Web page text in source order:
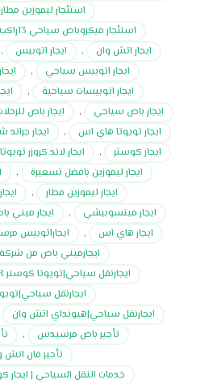
استئجار ليموزين
استئجار ميكروباص سياحي 13راكب
ايجار اتش وان
, ايجار اتوبيس ,
ايجار اتوبيس سياحي
,
ايجار اتوبيسات سياحية
,
ايجار باص سياحي
, ايجار باص
ايجار تويوتا هاي اس
, ايجار
ايجار كوستر
, ايجار لاند كروزر تويوتا
ايجار ليموزين بافضل تسعيرة
,
ايجار ليموزين مطار
,
ايجار ميتسوبيشي
, ايجار ميني
ايجار هاي اس
, ايجاراتوبيس
ايجارميني باص من
ايجارنقل سياحي|تويوتا كوستر TOYOTACOASTER
ايجارنقل
ايجارنقل سياحي|هيونداي اتش وان
تأجير باص مرسيدس
,
تأجير فان اتش
خدمات النقل السياحي | ايجار